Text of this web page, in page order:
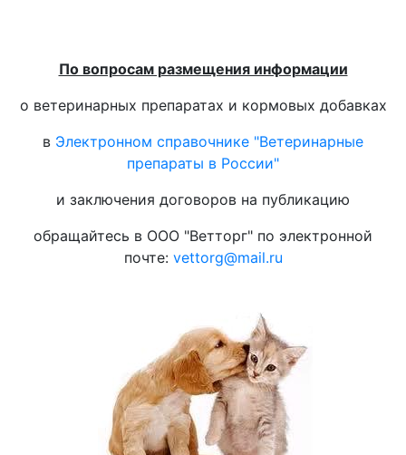
По вопросам размещения информации
о ветеринарных препаратах и кормовых добавках
в Электронном справочнике "Ветеринарные
препараты в России"
и заключения договоров на публикацию
обращайтесь в ООО "Ветторг" по электронной
почте: vettorg@mail.ru